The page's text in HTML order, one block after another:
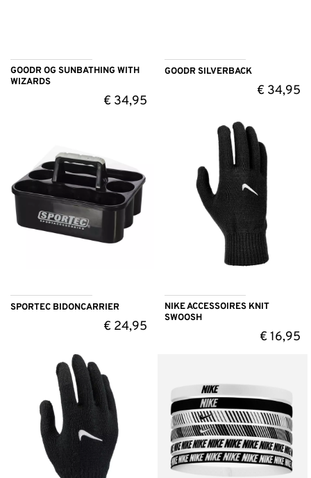
GOODR OG SUNBATHING WITH
WIZARDS
€34,95
GOODR SILVERBACK
€ 34,95
SPORTEC BIDONCARRIER
€24,95
NIKE ACCESSOIRES KNIT
SWOOSH
€16,95